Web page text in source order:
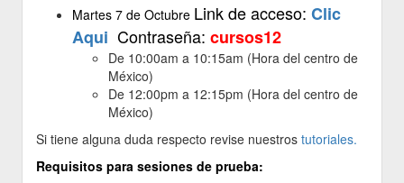
Martes 7 de Octubre Link de acceso: Clic
Aqui Contraseña: cursos12
De 10:00am a 10:15am (Hora del centro de
México)
De 12:00pm a 12:15pm (Hora del centro de
México)
Si tiene alguna duda respecto revise nuestros tutoriales.
Requisitos para sesiones de prueba: